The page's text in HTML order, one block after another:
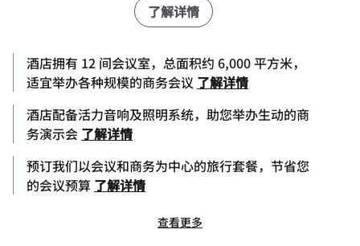
了解详情
酒店拥有 12 间会议室，总面积约 6,000 平方米，
适宜举办各种规模的商务会议 了解详情
酒店配备活力音响及照明系统，助您举办生动的商
务演示会 了解详情
预订我们以会议和商务为中心的旅行套餐，节省您
的会议预算 了解详情
查看更多